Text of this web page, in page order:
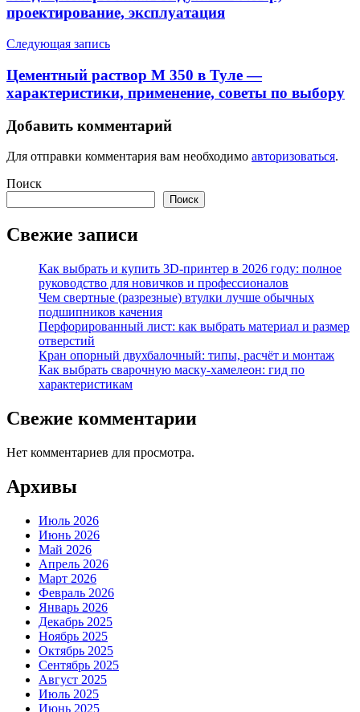
проектирование, эксплуатация
Следующая запись
Цементный раствор М 350 в Туле —
характеристики, применение, советы по выбору
Добавить комментарий
Для отправки комментария вам необходимо авторизоваться.
Поиск
Поиск
Свежие записи
Как выбрать и купить 3D-принтер в 2026 году: полное
руководство для новичков и профессионалов
Чем свертные (разрезные) втулки лучше обычных
подшипников качения
Перфорированный лист: как выбрать материал и размер
отверстий
Кран опорный двухбалочный: типы, расчёт и монтаж
Как выбрать сварочную маску-хамелеон: гид по
характеристикам
Свежие комментарии
Нет комментариев для просмотра.
Архивы
Июль 2026
Июнь 2026
Май 2026
Апрель 2026
Март 2026
Февраль 2026
Январь 2026
Декабрь 2025
Ноябрь 2025
Октябрь 2025
Сентябрь 2025
Август 2025
Июль 2025
Июнь 2025